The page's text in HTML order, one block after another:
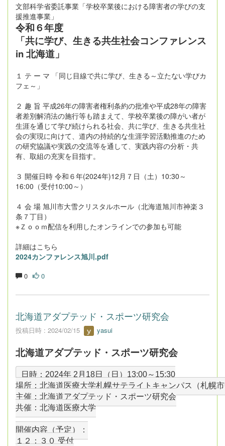
文部科学省委託事業「学校卒業後における障害者の学びの支
援推進事業」
令和６年度
「共に学び、生きる共生社会コンファレンス
in 北海道」
１ テ ー マ 「同じ目線で共に学び、生きる～立たない学びカ
フェ～」
２ 趣 旨 平成26年の障害者権利条約の批准や平成28年の障害
者差別解消法の施行等も踏まえて、学校卒業後の障がい者が
生涯を通じて学び続けられる社会、共に学び、生きる共生社
会の実現に向けて、道内の持続的な生涯学習活動推進のため
の研究協議や実践の交流等を通して、実践内容の分析・共
有、取組の充実を目指す。
３ 開催日時 令和６年(2024年)12月７日（土）10:30～
16:00（受付10:00～）
４ 会 場 旭川市大雪クリスタルホール（北海道旭川市神楽３
条７丁目）
※Ｚｏｏｍ配信を利用したオンラインでの参加も可能
詳細はこちら
2024カンファレンス旭川.pdf
0 0
北海道アダプテッド・スポーツ研究会
投稿日時 : 2024/02/15 yasui
北海道アダプテッド・スポーツ研究会
日時：2024年 2月18日（日）13:00～15:30
場所：北海道医療大学札幌サテライトキャンパス（札幌
主催：北海道アダプテッド・スポーツ研究会
共催：北海道医療大学
開催内容（予定）：
１２：３０ 受付